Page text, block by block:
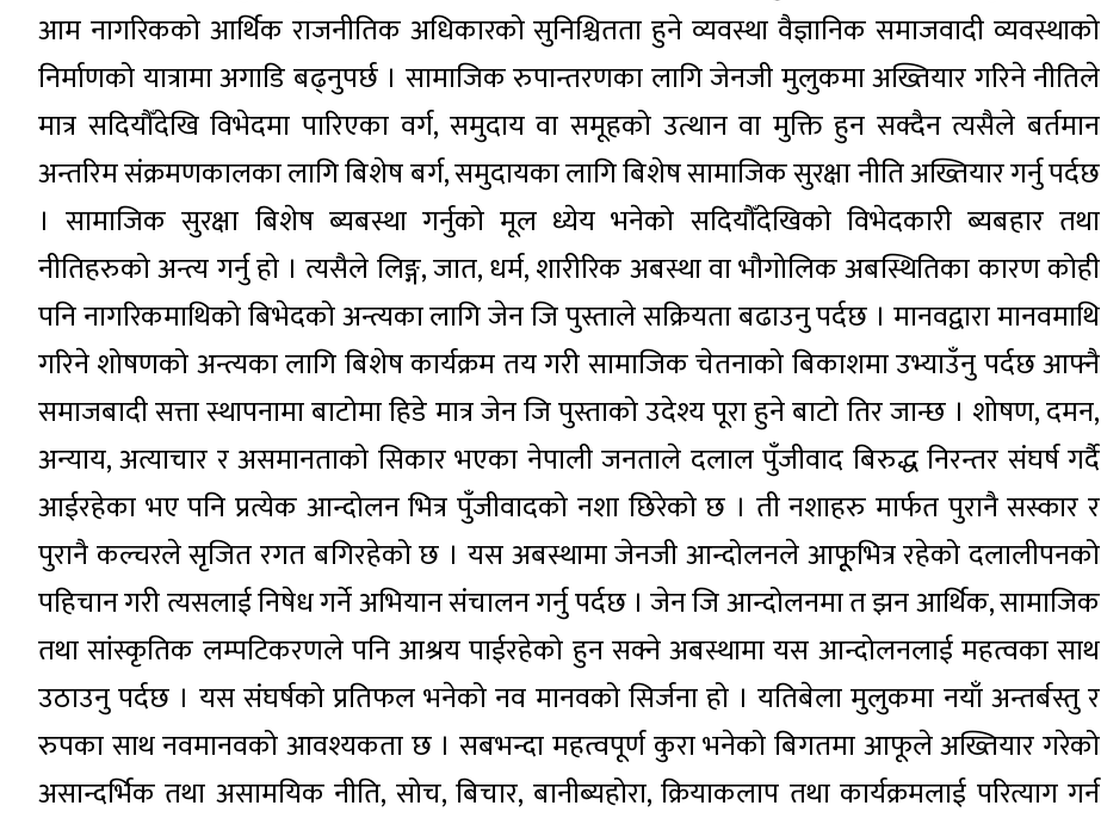
आम नागरिकको आर्थिक राजनीतिक अधिकारको सुनिश्चितता हुने व्यवस्था वैज्ञानिक समाजवादी व्यवस्थाको
निर्माणको यात्रामा अगाडि बढ्नुपर्छ । सामाजिक रुपान्तरणका लागि जेनजी मुलुकमा अख्तियार गरिने नीतिले
मात्र सदियौँदेखि विभेदमा पारिएका वर्ग, समुदाय वा समूहको उत्थान वा मुक्ति हुन सक्दैन त्यसैले बर्तमान
अन्तरिम संक्रमणकालका लागि बिशेष बर्ग, समुदायका लागि बिशेष सामाजिक सुरक्षा नीति अख्तियार गर्नु पर्दछ
। सामाजिक सुरक्षा बिशेष ब्यबस्था गर्नुको मूल ध्येय भनेको सदियौँदेखिको विभेदकारी ब्यबहार तथा
नीतिहरुको अन्त्य गर्नु हो । त्यसैले लिङ्ग, जात, धर्म, शारीरिक अबस्था वा भौगोलिक अबस्थितिका कारण कोही
पनि नागरिकमाथिको बिभेदको अन्त्यका लागि जेन जि पुस्ताले सक्रियता बढाउनु पर्दछ । मानवद्वारा मानवमाथि
गरिने शोषणको अन्त्यका लागि बिशेष कार्यक्रम तय गरी सामाजिक चेतनाको बिकाशमा उभ्याउँनु पर्दछ आफ्नै
समाजबादी सत्ता स्थापनामा बाटोमा हिडे मात्र जेन जि पुस्ताको उदेश्य पूरा हुने बाटो तिर जान्छ । शोषण, दमन,
अन्याय, अत्याचार र असमानताको सिकार भएका नेपाली जनताले दलाल पुँजीवाद बिरुद्ध निरन्तर संघर्ष गर्दै
आईरहेका भए पनि प्रत्येक आन्दोलन भित्र पुँजीवादको नशा छिरेको छ । ती नशाहरु मार्फत पुरानै सस्कार र
पुरानै कल्चरले सृजित रगत बगिरहेको छ । यस अबस्थामा जेनजी आन्दोलनले आफूूभित्र रहेको दलालीपनको
पहिचान गरी त्यसलाई निषेध गर्ने अभियान संचालन गर्नु पर्दछ । जेन जि आन्दोलनमा त झन आर्थिक, सामाजिक
तथा सांस्कृतिक लम्पटिकरणले पनि आश्रय पाईरहेको हुन सक्ने अबस्थामा यस आन्दोलनलाई महत्वका साथ
उठाउनु पर्दछ । यस संघर्षको प्रतिफल भनेको नव मानवको सिर्जना हो । यतिबेला मुलुकमा नयाँ अन्तर्बस्तु र
रुपका साथ नवमानवको आवश्यकता छ । सबभन्दा महत्वपूर्ण कुरा भनेको बिगतमा आफूले अख्तियार गरेको
असान्दर्भिक तथा असामयिक नीति, सोच, बिचार, बानीब्यहोरा, क्रियाकलाप तथा कार्यक्रमलाई परित्याग गर्न